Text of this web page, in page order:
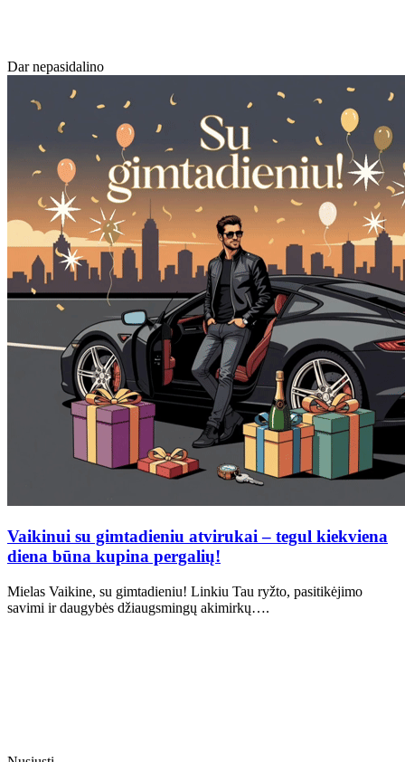
Dar nepasidalino
Vaikinui su gimtadieniu atvirukai – tegul kiekviena
diena būna kupina pergalių!
Mielas Vaikine, su gimtadieniu! Linkiu Tau ryžto, pasitikėjimo
savimi ir daugybės džiaugsmingų akimirkų….